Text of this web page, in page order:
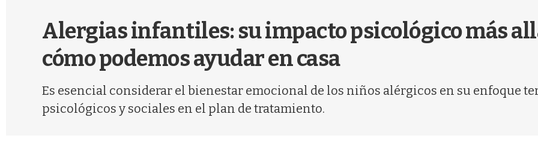
Alergias infantiles: su impacto psicológico más
cómo podemos ayudar en casa
Es esencial considerar el bienestar emocional de los niños alérgicos en su enfoque
psicológicos y sociales en el plan de tratamiento.